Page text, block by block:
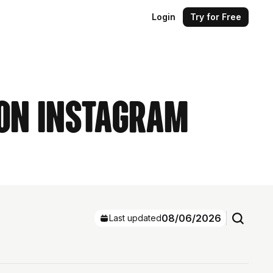
Login Try for Free
Instagram
Last updated08/06/2026